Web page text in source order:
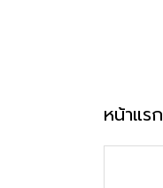
หน้าแรก